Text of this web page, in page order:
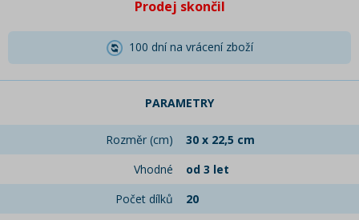
Prodej skončil
100 dní na vrácení zboží
PARAMETRY
Rozměr (cm)
30 x 22,5 cm
Vhodné
od 3 let
Počet dílků
20